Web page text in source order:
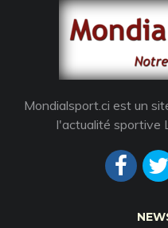
Mondialsport.ci est un
l'actualité sportive